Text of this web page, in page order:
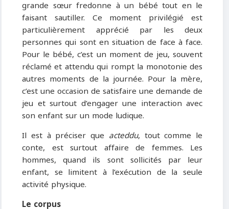
grande sœur fredonne à un bébé tout en le
faisant sautiller. Ce moment privilégié est
particulièrement apprécié par les deux
personnes qui sont en situation de face à face.
Pour le bébé, c’est un moment de jeu, souvent
réclamé et attendu qui rompt la monotonie des
autres moments de la journée. Pour la mère,
c’est une occasion de satisfaire une demande de
jeu et surtout d’engager une interaction avec
son enfant sur un mode ludique.
Il est à préciser que acteddu, tout comme le
conte, est surtout affaire de femmes. Les
hommes, quand ils sont sollicités par leur
enfant, se limitent à l’exécution de la seule
activité physique.
Le corpus